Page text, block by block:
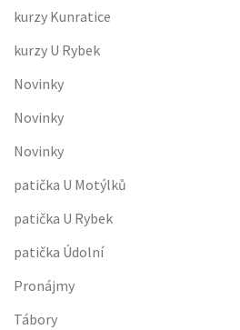
kurzy Kunratice
kurzy U Rybek
Novinky
Novinky
Novinky
patička U Motýlků
patička U Rybek
patička Údolní
Pronájmy
Tábory